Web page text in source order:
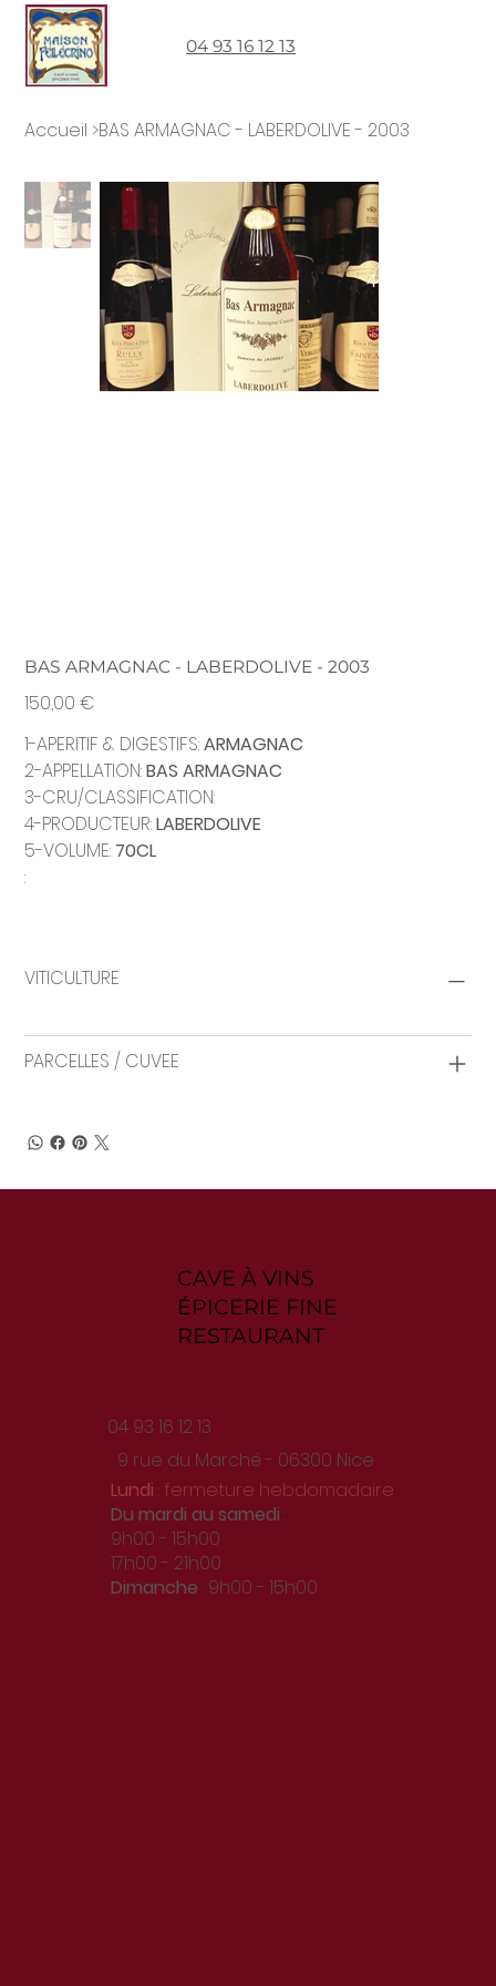
04 93 16 12 13
Accueil >BAS ARMAGNAC - LABERDOLIVE - 2003
BAS ARMAGNAC - LABERDOLIVE - 2003
Prix
150,00 €
1-APERITIF & DIGESTIFS:ARMAGNAC
2-APPELLATION:BAS ARMAGNAC
3-CRU/CLASSIFICATION:
4-PRODUCTEUR:LABERDOLIVE
5-VOLUME: 70CL
:
VITICULTURE
PARCELLES / CUVEE
CAVE À VINS
ÉPICERIE FINE
RESTAURANT
9 rue du Marché - 06300 Nice
04 93 16 12 13
Lundi : fermeture hebdomadaire
Du mardi au samedi :
9h00 - 15h00
17h00 - 21h00
Dimanche : 9h00 - 15h00